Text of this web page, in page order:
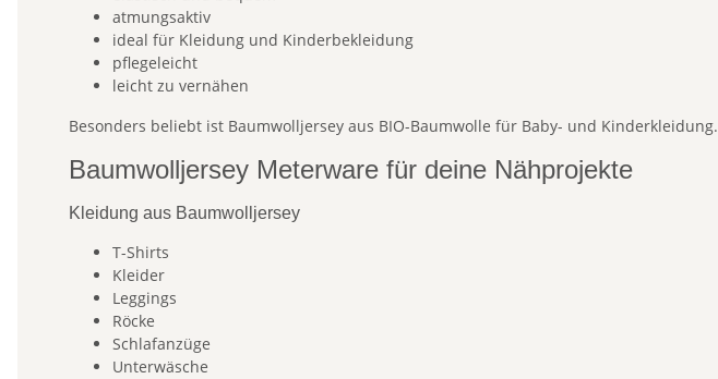
atmungsaktiv
ideal für Kleidung und Kinderbekleidung
pflegeleicht
leicht zu vernähen
Besonders beliebt ist Baumwolljersey aus BIO-Baumwolle für Baby- und Kinderkleidung.
Baumwolljersey Meterware für deine Nähprojekte
Kleidung aus Baumwolljersey
T-Shirts
Kleider
Leggings
Röcke
Schlafanzüge
Unterwäsche